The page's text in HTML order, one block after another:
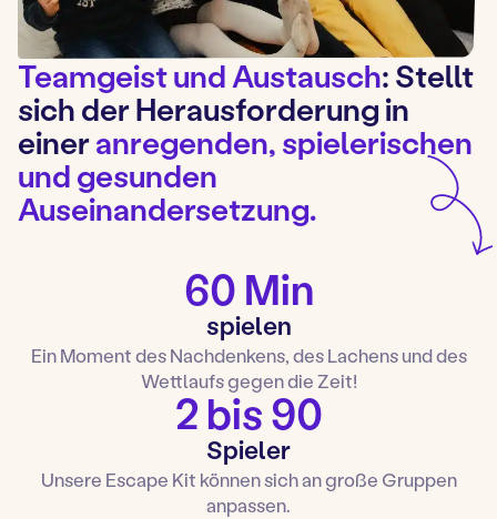
Teamgeist und Austausch: Stellt
sich der Herausforderung in
eineranregenden, spielerischen
und gesunden
Auseinandersetzung.
60 Min
spielen
Ein Moment des Nachdenkens, des Lachens und des
Wettlaufs gegen die Zeit!
2 bis 90
Spieler
Unsere Escape Kit können sich an große Gruppen
anpassen.